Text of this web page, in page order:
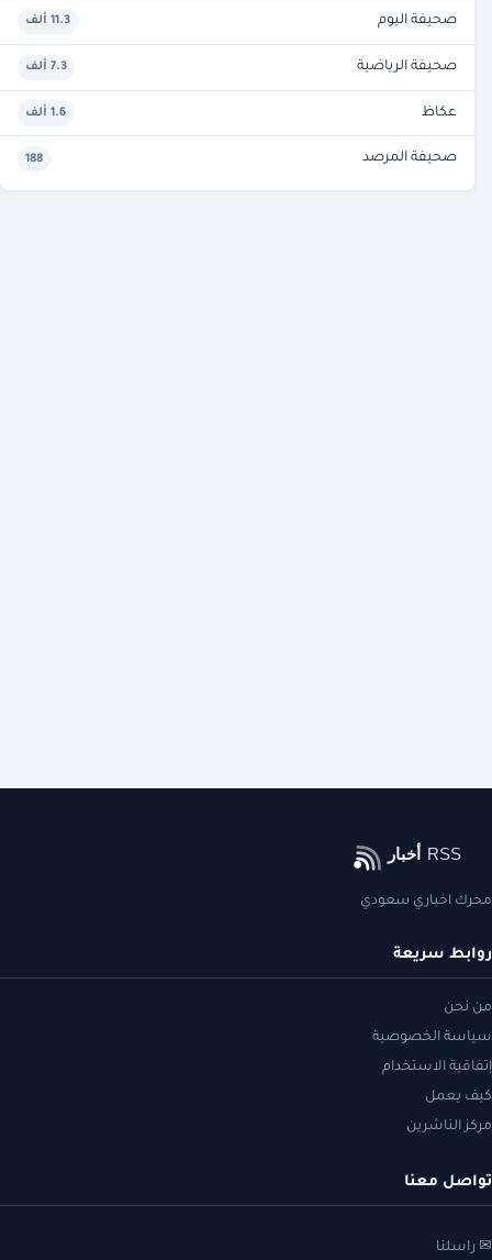
صحيفة اليوم 11.3 ألف
صحيفة الرياضية 7.3 ألف
عكاظ 1.6 ألف
صحيفة المرصد 188
محرك اخباري سعودي
روابط سريعة
من نحن
سياسة الخصوصية
إتفاقية الاستخدام
كيف يعمل
مركز الناشرين
تواصل معنا
✉ راسلنا